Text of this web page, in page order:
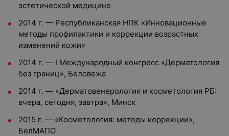
эстетической медицине
2014 г. — Республиканская НПК «Инновационные
методы профилактики и коррекции возрастных
изменений кожи»
2014 г. — I Международный конгресс «Дерматология
без границ», Беловежа
2014 г. — «Дерматовенерология и косметология РБ:
вчера, сегодня, завтра», Минск
2015 г. — «Косметология: методы коррекции»,
БелМАПО